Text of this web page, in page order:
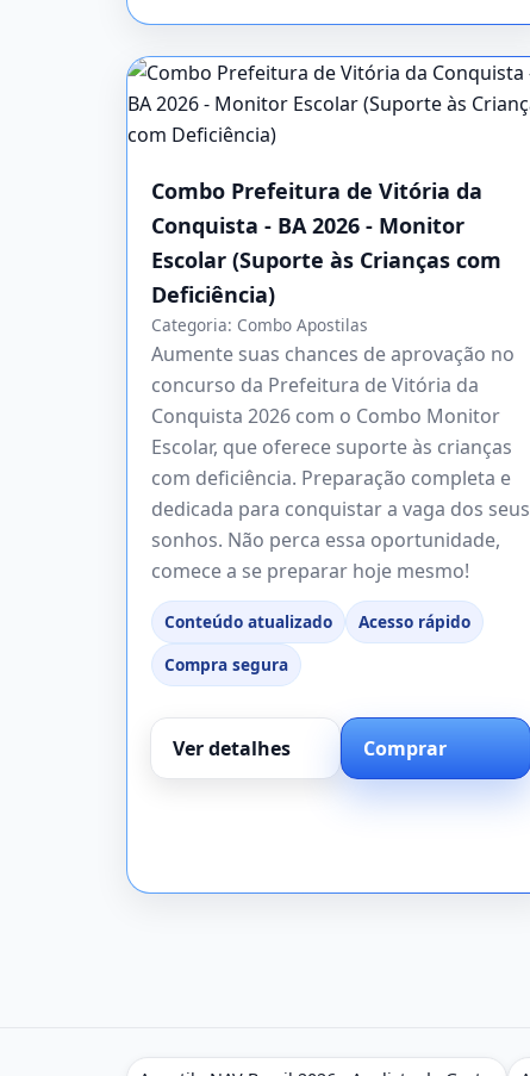
Combo Prefeitura de Vitória da
Conquista - BA 2026 - Monitor
Escolar (Suporte às Crianças com
Deficiência)
Categoria: Combo Apostilas
Aumente suas chances de aprovação no
concurso da Prefeitura de Vitória da
Conquista 2026 com o Combo Monitor
Escolar, que oferece suporte às crianças
com deficiência. Preparação completa e
dedicada para conquistar a vaga dos seus
sonhos. Não perca essa oportunidade,
comece a se preparar hoje mesmo!
Conteúdo atualizado
Acesso rápido
Compra segura
Ver detalhes Comprar